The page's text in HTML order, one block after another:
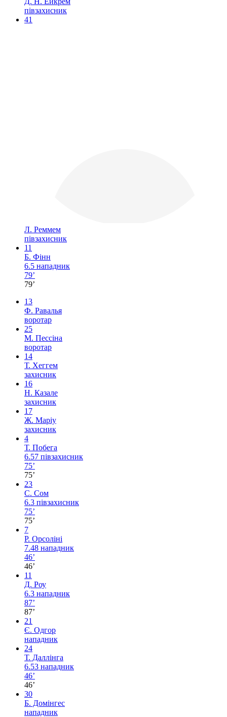
півзахисник
41
Л. Реммем
півзахисник
11
Б. Фінн
6.5 нападник
79’
79’
13
Ф. Равалья
воротар
25
М. Пессіна
воротар
14
Т. Хеггем
захисник
16
Н. Казале
захисник
17
Ж. Маріу
захисник
4
Т. Побега
6.57 півзахисник
75’
75’
23
С. Сом
6.3 півзахисник
75’
75’
7
Р. Орсоліні
7.48 нападник
46’
46’
11
Д. Роу
6.3 нападник
87’
87’
21
Є. Одгор
нападник
24
Т. Даллінга
6.53 нападник
46’
46’
30
Б. Домінгес
нападник